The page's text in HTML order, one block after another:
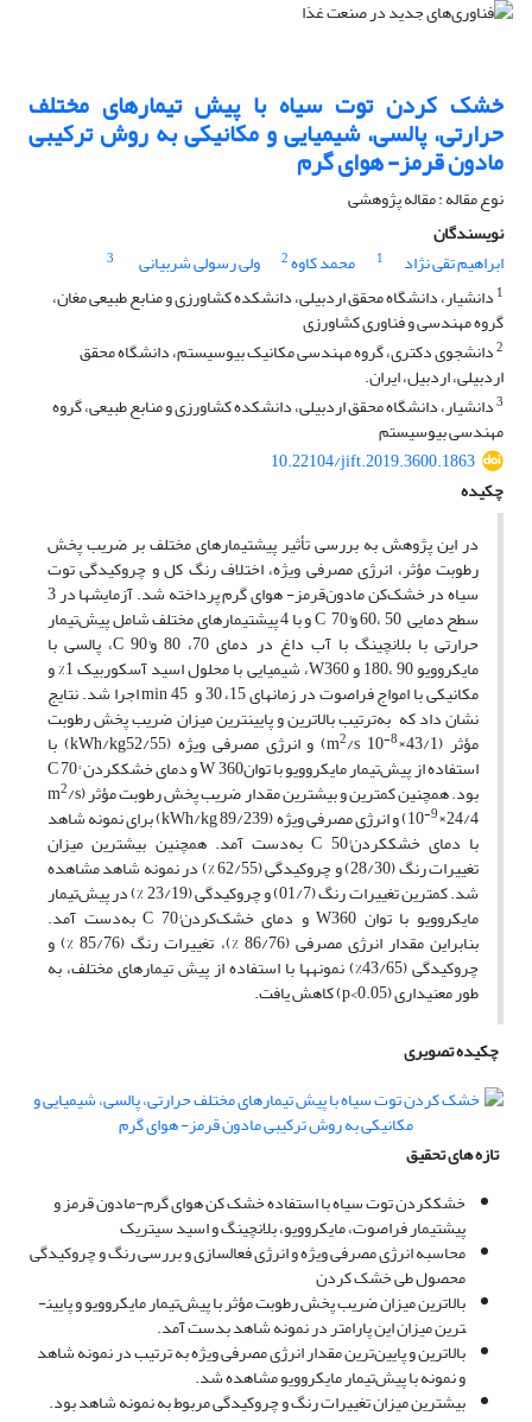
خشک کردن توت سیاه با پیش تیمارهای مختلف
حرارتی، پالسی، شیمیایی و مکانیکی به روش ترکیبی
مادون قرمز- هوای گرم
نوع مقاله : مقاله پژوهشی
نویسندگان
ابراهیم تقی نژاد
1 محمد کاوه2 ولی رسولی شربیانی
3
1 دانشیار، دانشگاه محقق اردبیلی، دانشکده کشاورزی و منابع طبیعی مغان،
گروه مهندسی و فناوری کشاورزی
2دانشجوی دکتری، گروه مهندسی مکانیک بیوسیستم، دانشگاه محقق
اردبیلی، اردبیل، ایران.
3دانشیار، دانشگاه محقق اردبیلی، دانشکده کشاورزی و منابع طبیعی، گروه
مهندسی بیوسیستم
10.22104/jift.2019.3600.1863
چکیده
در این پژوهش به بررسی تأثیر پیش­تیمارهای مختلف بر ضریب پخش
رطوبت مؤثر، انرژی مصرفی ویژه، اختلاف رنگ کل و چروکیدگی توت
سیاه در خشک‌کن مادون‌قرمز- هوای گرم پرداخته شد. آزمایش­ها در 3
سطح دمایی 50 ،60 و°C 70 و با 4 پیش­تیمارهای مختلف شامل پیش‌تیمار
حرارتی با بلانچینگ با آب داغ در دمای 70، 80 و°C 90، پالسی با
مایکروویو 90 ،180 و W360، شیمیایی با محلول اسید آسکوربیک 1% و
مکانیکی با امواج فراصوت در زمان­های 15، 30 و min 45 اجرا شد. نتایج
نشان داد که به‌ترتیب بالاترین و پایین­ترین میزان ضریب پخش رطوبت
مؤثر (m 2/s 10-8 ×43/1) و انرژی مصرفی ویژه (kWh/kg52/55) با
استفاده از پیش‌تیمار مایکروویو با توانW 360 و دمای خشک­کردن °C 70
بود. همچنین کمترین و بیشترین مقدار ضریب پخش رطوبت مؤثر (m 2/s
10-9 ×24/4) و انرژی مصرفی ویژه (kWh/kg 89/239) برای نمونه شاهد
با دمای خشک­کردن°C 50 به‌دست آمد. همچنین بیشترین میزان
تغییرات رنگ (28/30) و چروکیدگی (62/55 %) در نمونه شاهد مشاهده
شد. کمترین تغییرات رنگ (01/7) و چروکیدگی (23/19 %) در پیش‌تیمار
مایکروویو با توان W360 و دمای خشک‌کردن°C 70 به‌دست آمد.
بنابراین مقدار انرژی مصرفی (86/76 %)، تغییرات رنگ (85/76 %) و
چروکیدگی (43/65%) نمونه­ها با استفاده از پیش تیمارهای مختلف، به
طور معنی­داری (p<0.05) کاهش یافت.
چکیده تصویری
تازه های تحقیق
خشک­کردن توت سیاه با استفاده خشک کن هوای گرم-مادون قرمز و
پیش­تیمار فراصوت، مایکروویو، بلانچینگ و اسید سیتریک
محاسبه انرژی مصرفی ویژه و انرژی فعالسازی و بررسی رنگ و چروکیدگی
محصول طی خشک کردن
بالاترین میزان ضریب پخش رطوبت مؤثر با پیش‌تیمار مایکروویو و پایین­
ترین میزان این پارامتر در نمونه شاهد بدست آمد.
بالاترین و پایین‌ترین مقدار انرژی مصرفی ویژه به ترتیب در نمونه شاهد
و نمونه با پیش‌تیمار مایکروویو مشاهده شد.
بیشترین میزان تغییرات رنگ و چروکیدگی مربوط به نمونه شاهد بود.